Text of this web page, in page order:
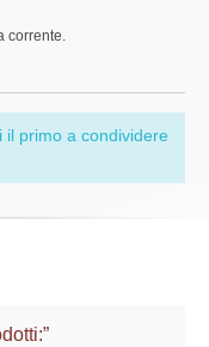
corrente.
il primo a condividere